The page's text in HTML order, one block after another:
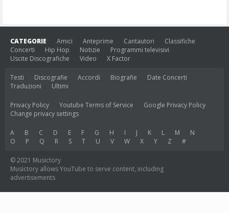
CATEGORIE Amici Anteprime Cantautori
Classifiche
Concerti
Hip Hop Notizie
Programmi televisivi
Uscite Discografiche
Video X Factor
Testi Discografie Accordi Biografie
Date Concerti
Traduzioni
Ultimi
Privacy Policy Youtube Terms of Service
Google Privacy Policy
Change privacy settings
A B C D E F G H I J K L M
N
O
P Q R S T U V W X Y Z #
© 2021 Musictory
Musictory allows YouTube to serve content, including
advertisements